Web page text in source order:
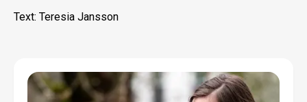
Text: Teresia Jansson